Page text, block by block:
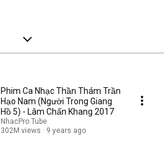
Phim Ca Nhạc Thần Thám Trần
Hạo Nam (Người Trong Giang
Hồ 5) - Lâm Chấn Khang 2017
NhacPro Tube
302M views
9 years ago